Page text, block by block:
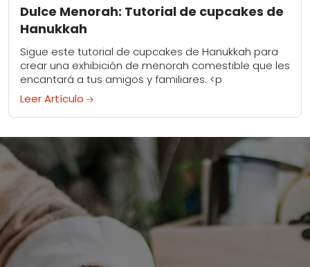
Dulce Menorah: Tutorial de cupcakes de
Hanukkah
Sigue este tutorial de cupcakes de Hanukkah para
crear una exhibición de menorah comestible que les
encantará a tus amigos y familiares. <p
Leer Artículo